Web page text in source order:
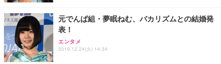
務用 おしゃれ パソコンチェア (ブラック)
Sezlife オフィスチェア デスクチェア 疲れない テレ
ワーク チェア 強化バックレスト 30度ロッキング機
能 人間工学 椅子 腰サポート 90度跳ね上げ式アーム
【整備済み品】Dell E2724HS 27インチ 液晶モニタ
ー フルHD（1920×1080）VA 非光沢 HDMI/DisplayP
ort/VGA スピーカー内蔵 高さ調整 スイベル VESA対
Smart Basic(スマートベーシック) 【Amazon.co.jp
限定】 Smart Basic アイリスオーヤマ ペットシーツ
超厚型 お徳用 ワイド 100枚入 (x 1) (ケース販売)
元でんぱ組・夢眠ねむ、バカリズムとの結婚発
表！
エンタメ
2019.12.24(火) 14:34